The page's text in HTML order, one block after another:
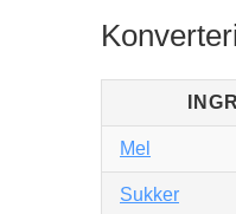
Mel
Sukker